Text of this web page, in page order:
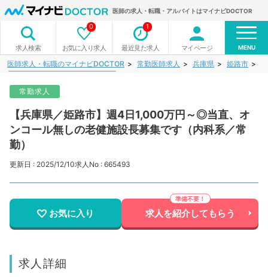
医師の求人・転職・アルバイトはマイナビDOCTOR
求人検索 お気に入り求人
0
最近見た求人
1
マイページ MENU
医師求人・転職のマイナビDOCTOR 常勤医師求人 兵庫県 姫路市
常勤求人
【兵庫県／姫路市】週4日1,000万円～◎当直、オ
ンコール無しの老健施設長募集です（内科系／常
勤）
更新日 : 2025/12/10求人No : 665493
お気に入り 求人を紹介してもらう
求人詳細